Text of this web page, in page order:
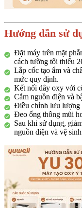
Hướng dẫn sử
Đặt máy trên mặt
cách tường tối thiểu
Lắp cốc tạo ẩm và
mức quy định.
Kết nối dây oxy với
Cắm nguồn điện và
Điều chỉnh lưu lượng
Đeo ống thông mũi
Sau khi sử dụng,
nguồn điện và vệ